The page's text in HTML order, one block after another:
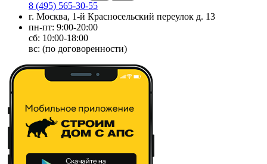
8 (495) 565-30-55
г. Москва, 1-й Красносельский переулок д. 13
пн-пт: 9:00-20:00
сб: 10:00-18:00
вс: (по договоренности)